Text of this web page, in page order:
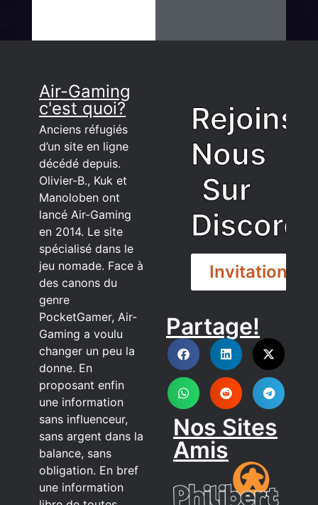
Air-Gaming
c'est quoi?
Anciens réfugiés
d’un site en ligne
décédé depuis.
Olivier-B., Kuk et
Manoloben ont
lancé Air-Gaming
en 2014. Le site
spécialisé dans le
jeu nomade. Face à
des canons du
genre
PocketGamer, Air-
Gaming a voulu
changer un peu la
donne. En
proposant enfin
une information
sans influenceur,
sans argent dans la
balance, sans
obligation. En bref
une information
Rejoins
Nous
Sur
Discord
Invitation
DISCORD
Partage!
Nos Sites
Amis